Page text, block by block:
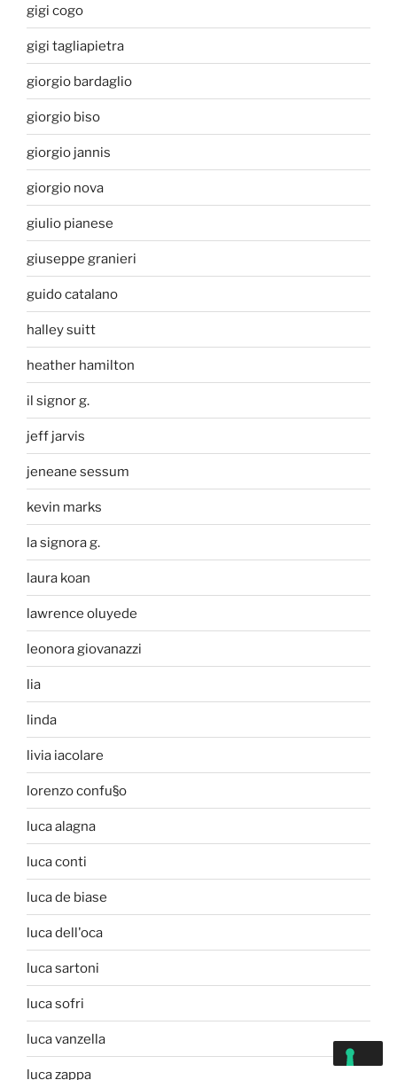
gigi cogo
gigi tagliapietra
giorgio bardaglio
giorgio biso
giorgio jannis
giorgio nova
giulio pianese
giuseppe granieri
guido catalano
halley suitt
heather hamilton
il signor g.
jeff jarvis
jeneane sessum
kevin marks
la signora g.
laura koan
lawrence oluyede
leonora giovanazzi
lia
linda
livia iacolare
lorenzo confu§o
luca alagna
luca conti
luca de biase
luca dell'oca
luca sartoni
luca sofri
luca vanzella
luca zappa